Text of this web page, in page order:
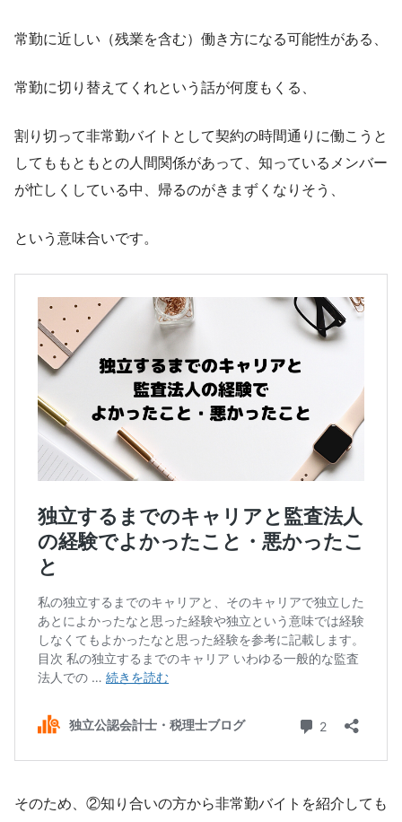
常勤に近しい（残業を含む）働き方になる可能性がある、
常勤に切り替えてくれという話が何度もくる、
割り切って非常勤バイトとして契約の時間通りに働こうと
してももともとの人間関係があって、知っているメンバー
が忙しくしている中、帰るのがきまずくなりそう、
という意味合いです。
そのため、②知り合いの方から非常勤バイトを紹介しても